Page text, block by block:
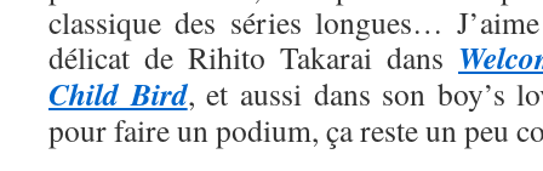
classique des séries longues…
délicat de Rihito Takarai dans
Child Bird, et aussi dans son boy’s
pour faire un podium, ça reste un peu